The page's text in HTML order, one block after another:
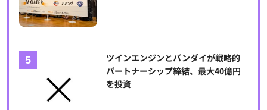
ツインエンジンとバンダイが戦略的
パートナーシップ締結、最大40億円
を投資